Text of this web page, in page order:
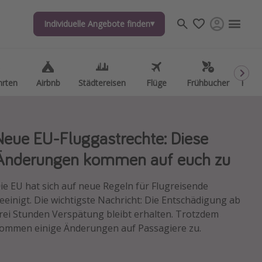
Individuelle Angebote finden
Airbnb Städtereisen Flüge Frühbucher
Individuelle Angebote finden
Airbnb Städtereisen Flüge Frühbucher
EU-Fluggastrechte: Diese
kommen auf euch zu
EU hat sich auf neue Regeln für Flugreisende
Die wichtigste Nachricht: Die Entschädigung ab
Stunden Verspätung bleibt erhalten. Trotzdem
einige Änderungen auf Passagiere zu.